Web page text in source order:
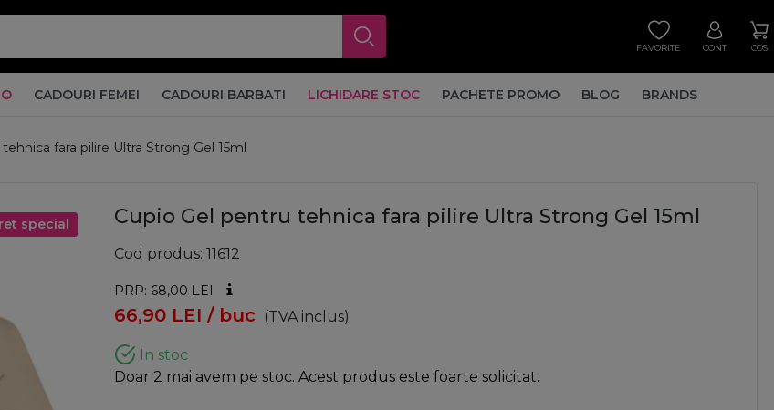
FAVORITE CONT COS
CADOURI FEMEI CADOURI BARBATI LICHIDARE STOC PACHETE PROMO BLOG BRANDS
fara pilire Ultra Strong Gel 15ml
special Cupio Gel pentru tehnica fara pilire Ultra Strong Gel 15ml
Cod produs 11612
PRP: 68,00 LEI
66,90 LEI / buc (TVA inclus)
In stoc
Doar 2 mai avem pe stoc. Acest produs este foarte solicitat.